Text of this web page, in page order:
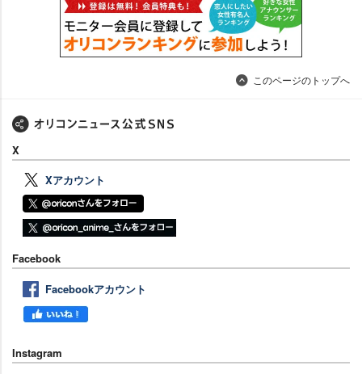
このページのトップへ
X
Xアカウント
Facebook
Facebookアカウント
Instagram